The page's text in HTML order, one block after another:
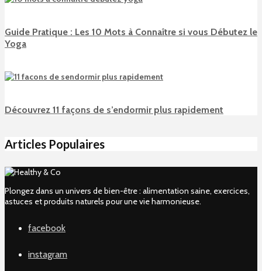
Guide Pratique : Les 10 Mots à Connaître si vous Débutez le
Yoga
Découvrez 11 façons de s’endormir plus rapidement
Articles Populaires
Plongez dans un univers de bien-être : alimentation saine, exercices,
astuces et produits naturels pour une vie harmonieuse.
facebook
instagram